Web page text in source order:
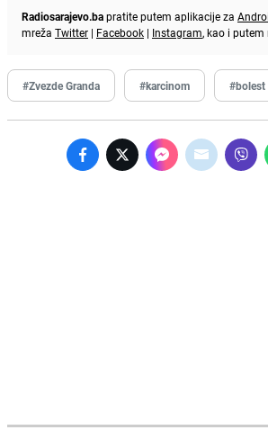
Radiosarajevo.bapratite putem aplikacije za
mreža Twitter | Facebook | Instagram, kao i putem
#Zvezde Granda #karcinom #bolest